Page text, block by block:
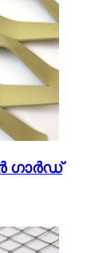
ഗാർഡ്